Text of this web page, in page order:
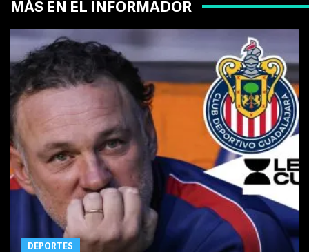
MÁS EN EL INFORMADOR
DEPORTES